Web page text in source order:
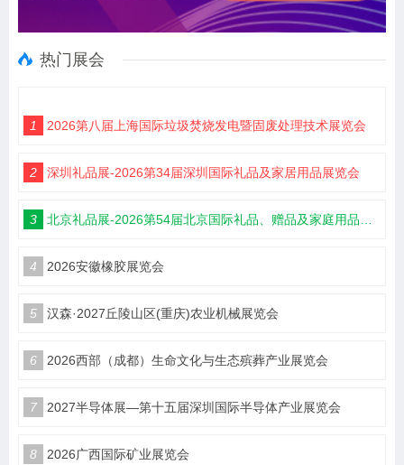
热门展会
1 2026第八届上海国际垃圾焚烧发电暨固废处理技术展览会
2 深圳礼品展-2026第34届深圳国际礼品及家居用品展览会
3 北京礼品展-2026第54届北京国际礼品、赠品及家庭用品展览会
4 2026安徽橡胶展览会
5 汉森·2027丘陵山区(重庆)农业机械展览会
6 2026西部（成都）生命文化与生态殡葬产业展览会
7 2027半导体展—第十五届深圳国际半导体产业展览会
8 2026广西国际矿业展览会